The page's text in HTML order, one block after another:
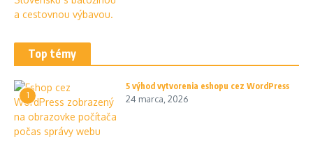
Top témy
1
5 výhod vytvorenia eshopu cez WordPress
24 marca, 2026